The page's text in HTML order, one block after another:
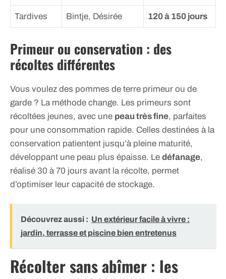
Tardives Bintje, Désirée 120 à 150 jours
Primeur ou conservation : des
récoltes différentes
Vous voulez des pommes de terre primeur ou de
garde ? La méthode change. Les primeurs sont
récoltées jeunes, avec une peau très fine, parfaites
pour une consommation rapide. Celles destinées à la
conservation patientent jusqu’à pleine maturité,
développant une peau plus épaisse. Le défanage,
réalisé 30 à 70 jours avant la récolte, permet
d’optimiser leur capacité de stockage.
Découvrez aussi : Un extérieur facile à vivre :
jardin, terrasse et piscine bien entretenus
Récolter sans abîmer : les